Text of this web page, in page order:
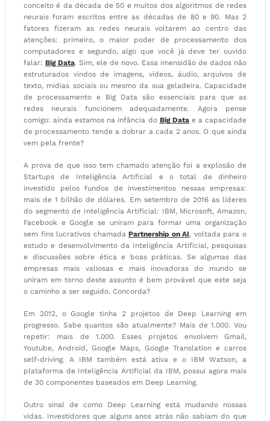
conceito é da década de 50 e muitos dos algoritmos de redes
neurais foram escritos entre as décadas de 80 e 90. Mas 2
fatores fizeram as redes neurais voltarem ao centro das
atenções: primeiro, o maior poder de processamento dos
computadores e segundo, algo que você já deve ter ouvido
falar: Big Data. Sim, ele de novo. Essa imensidão de dados não
estruturados vindos de imagens, vídeos, áudio, arquivos de
texto, mídias sociais ou mesmo da sua geladeira. Capacidade
de processamento e Big Data são essenciais para que as
redes neurais funcionem adequadamente. Agora pense
comigo: ainda estamos na infância do Big Datae a capacidade
de processamento tende a dobrar a cada 2 anos. O que ainda
vem pela frente?
A prova de que isso tem chamado atenção foi a explosão de
Startups de Inteligência Artificial e o total de dinheiro
investido pelos fundos de investimentos nessas empresas:
mais de 1 bilhão de dólares. Em setembro de 2016 as líderes
do segmento de Inteligência Artificial: IBM, Microsoft, Amazon,
Facebook e Google se uniram para formar uma organização
sem fins lucrativos chamadaPartnership on AI, voltada para o
estudo e desenvolvimento da Inteligência Artificial, pesquisas
e discussões sobre ética e boas práticas. Se algumas das
empresas mais valiosas e mais inovadoras do mundo se
uniram em torno deste assunto é bem provável que este seja
o caminho a ser seguido. Concorda?
Em 2012, o Google tinha 2 projetos de Deep Learning em
progresso. Sabe quantos são atualmente? Mais de 1.000. Vou
repetir: mais de 1.000. Esses projetos envolvem Gmail,
Youtube, Android, Google Maps, Google Translation e carros
self-driving. A IBM também está ativa e o IBM Watson, a
plataforma de Inteligência Artificial da IBM, possui agora mais
de 30 componentes baseados em Deep Learning.
Outro sinal de como Deep Learning está mudando nossas
vidas. Investidores que alguns anos atrás não sabiam do que